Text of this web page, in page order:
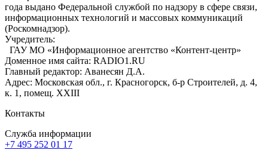
года выдано Федеральной службой по надзору в сфере связи,
информационных технологий и массовых коммуникаций
(Роскомнадзор).
Учредитель:
ГАУ МО «Информационное агентство «Контент-центр»
Доменное имя сайта: RADIO1.RU
Главный редактор: Аванесян Д.А.
Адрес: Московская обл., г. Красногорск, б-р Строителей, д. 4,
к. 1, помещ. XXIII
Контакты
Служба информации
+7 495 252 01 17